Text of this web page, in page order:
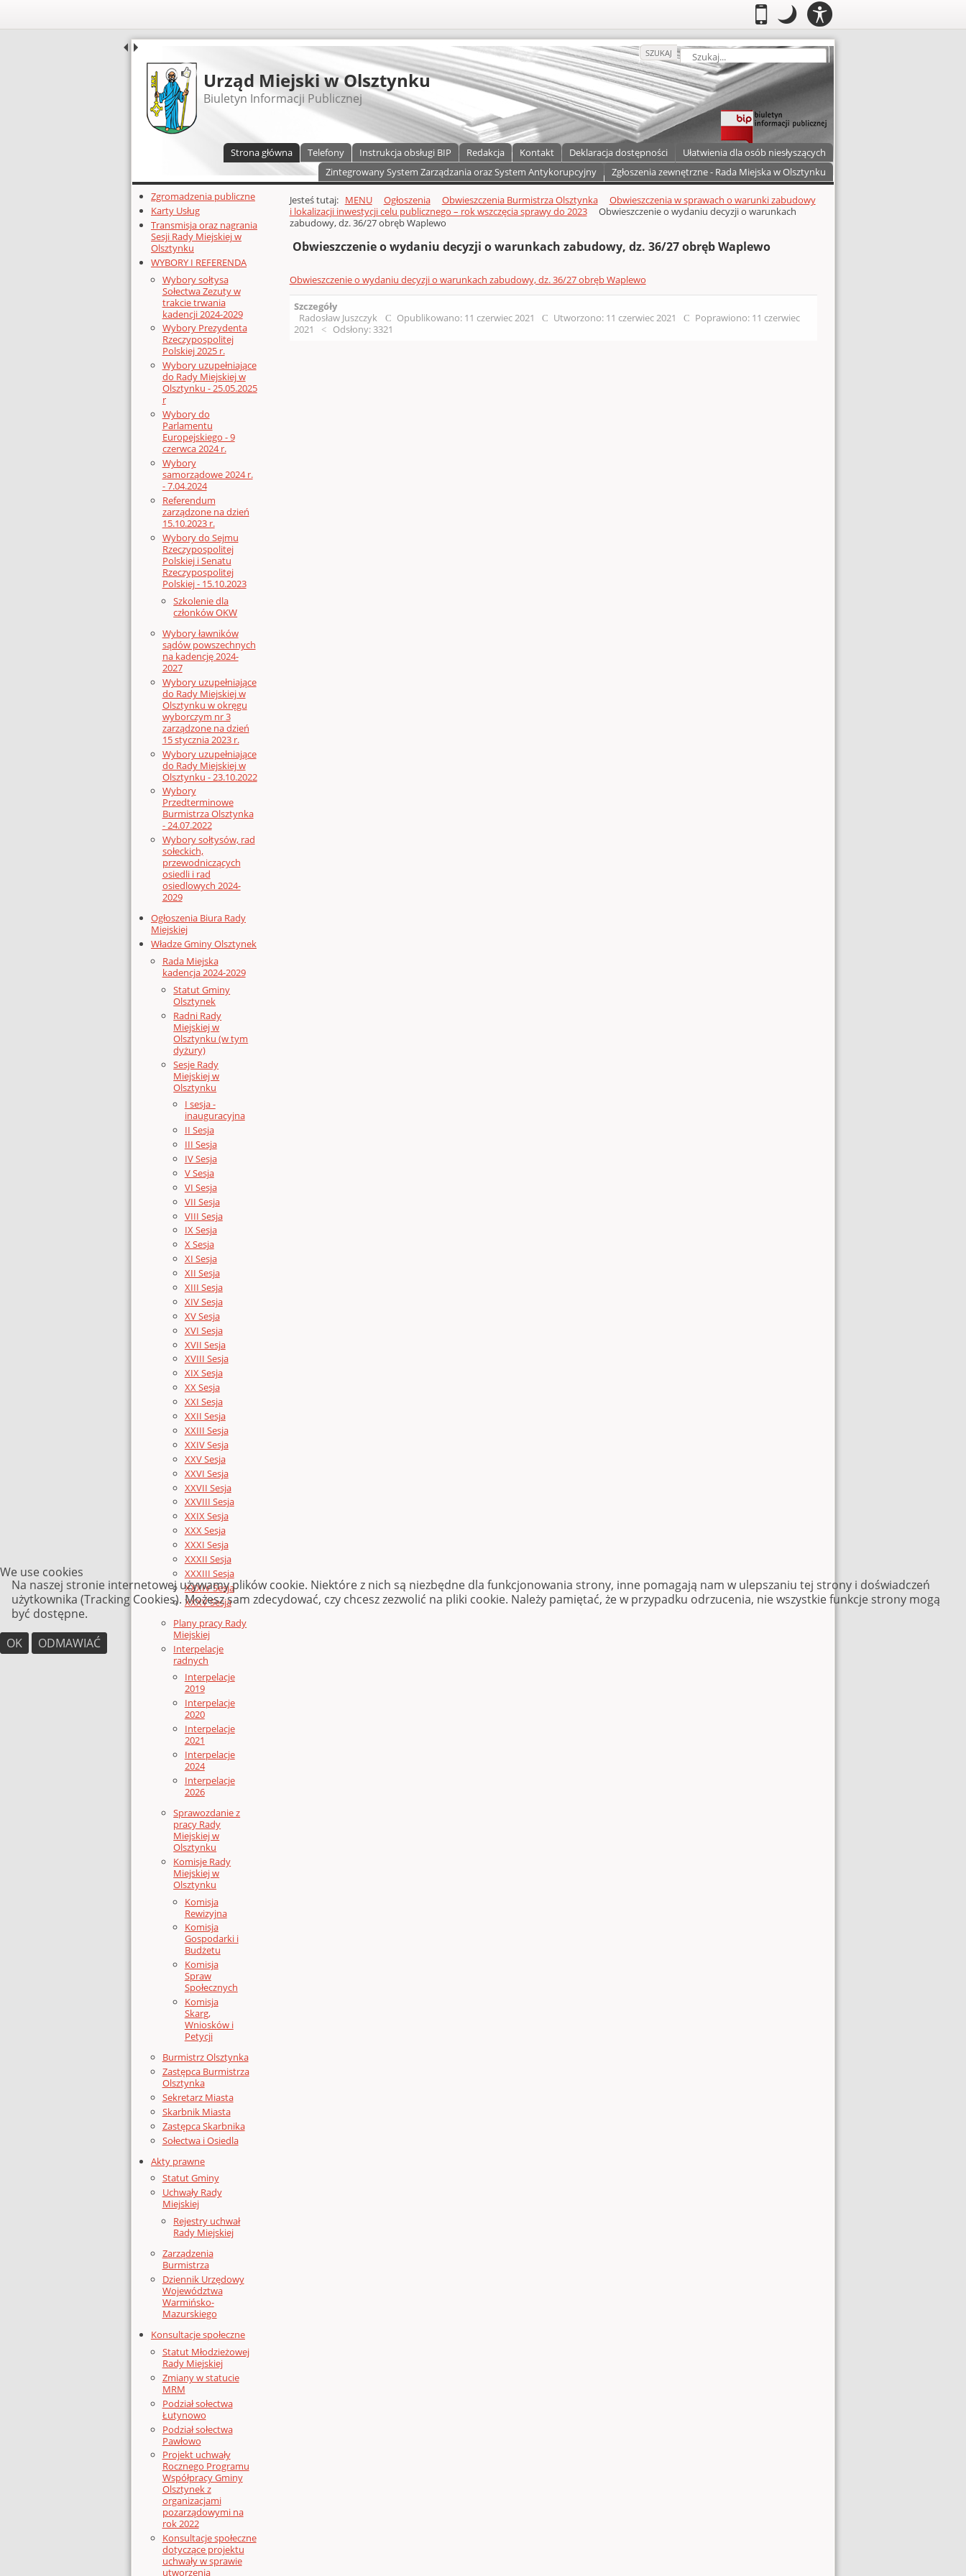
Mobilny
.Przełącz do wersji mobilnej
Tryb
nocny
Tryb nocny: Ten tryb ustawia
Szukaj
SZUKAJ
UDOSTĘPNIJ
Urząd Miejski w Olsztynku
Biuletyn Informacji Publicznej
Strona główna Telefony Instrukcja obsługi BIP Redakcja Kontakt Deklaracja dostępności
Ułatwienia dla osób niesłyszących
Zintegrowany System Zarządzania oraz System Antykorupcyjny
Zgłoszenia zewnętrzne - Rada Miejska w Olsztynku
Dodatkowe zasoby (lewa kolumna)
Zgromadzenia publiczne
Karty Usług
Transmisja oraz nagrania
Sesji Rady Miejskiej w
Olsztynku
WYBORY I REFERENDA
Wybory sołtysa
Sołectwa Zezuty w
trakcie trwania
kadencji 2024-2029
Wybory Prezydenta
Rzeczypospolitej
Polskiej 2025 r.
Wybory uzupełniające
do Rady Miejskiej w
Olsztynku - 25.05.2025
r
Wybory do
Parlamentu
Europejskiego - 9
czerwca 2024 r.
Wybory
samorządowe 2024 r.
- 7.04.2024
Referendum
zarządzone na dzień
15.10.2023 r.
Wybory do Sejmu
Rzeczypospolitej
Polskiej i Senatu
Rzeczypospolitej
Polskiej - 15.10.2023
Szkolenie dla
członków OKW
Wybory ławników
sądów powszechnych
na kadencję 2024-
2027
Wybory uzupełniające
do Rady Miejskiej w
Olsztynku w okręgu
wyborczym nr 3
zarządzone na dzień
15 stycznia 2023 r.
Wybory uzupełniające
do Rady Miejskiej w
Olsztynku - 23.10.2022
Wybory
Przedterminowe
Burmistrza Olsztynka
- 24.07.2022
Wybory sołtysów, rad
sołeckich,
przewodniczących
osiedli i rad
osiedlowych 2024-
2029
Ogłoszenia Biura Rady
Miejskiej
Władze Gminy Olsztynek
Rada Miejska
kadencja 2024-2029
Statut Gminy
Olsztynek
Radni Rady
Miejskiej w
Olsztynku (w tym
dyżury)
Sesje Rady
Miejskiej w
Olsztynku
I sesja -
inauguracyjna
II Sesja
III Sesja
IV Sesja
V Sesja
VI Sesja
VII Sesja
VIII Sesja
IX Sesja
X Sesja
XI Sesja
XII Sesja
XIII Sesja
XIV Sesja
XV Sesja
XVI Sesja
XVII Sesja
XVIII Sesja
XIX Sesja
XX Sesja
XXI Sesja
XXII Sesja
XXIII Sesja
XXIV Sesja
XXV Sesja
XXVI Sesja
XXVII Sesja
XXVIII Sesja
XXIX Sesja
XXX Sesja
XXXI Sesja
XXXII Sesja
XXXIII Sesja
XXXIV Sesja
XXXV Sesja
Plany pracy Rady
Miejskiej
Interpelacje
radnych
Interpelacje
2019
Interpelacje
2020
Interpelacje
2021
Interpelacje
2024
Interpelacje
2026
Sprawozdanie z
pracy Rady
Miejskiej w
Olsztynku
Komisje Rady
Miejskiej w
Olsztynku
Komisja
Rewizyjna
Komisja
Gospodarki i
Budżetu
Komisja
Spraw
Społecznych
Komisja
Skarg,
Wniosków i
Petycji
Burmistrz Olsztynka
Zastępca Burmistrza
Olsztynka
Sekretarz Miasta
Skarbnik Miasta
Zastępca Skarbnika
Sołectwa i Osiedla
Akty prawne
Statut Gminy
Uchwały Rady
Miejskiej
Rejestry uchwał
Rady Miejskiej
Zarządzenia
Burmistrza
Dziennik Urzędowy
Województwa
Warmińsko-
Mazurskiego
Konsultacje społeczne
Statut Młodzieżowej
Rady Miejskiej
Zmiany w statucie
MRM
Podział sołectwa
Łutynowo
Podział sołectwa
Pawłowo
Projekt uchwały
Rocznego Programu
Współpracy Gminy
Olsztynek z
organizacjami
pozarządowymi na
rok 2022
Konsultacje społeczne
dotyczące projektu
uchwały w sprawie
utworzenia
Głównej zawartości
Jesteś tutaj: MENU Ogłoszenia Obwieszczenia Burmistrza Olsztynka
Obwieszczenia w sprawach o warunki zabudowy
i lokalizacji inwestycji celu publicznego – rok wszczęcia sprawy do 2023
Obwieszczenie o wydaniu decyzji o warunkach
zabudowy, dz. 36/27 obręb Waplewo
Obwieszczenie o wydaniu decyzji o warunkach zabudowy, dz. 36/27 obręb Waplewo
Obwieszczenie o wydaniu decyzji o warunkach zabudowy, dz. 36/27 obręb Waplewo
Szczegóły
Radosław Juszczyk
Opublikowano: 11 czerwiec 2021 Utworzono: 11 czerwiec 2021
Poprawiono: 11 czerwiec
2021
Odsłony: 3321
We use cookies
Na naszej stronie internetowej używamy plików cookie. Niektóre z nich są niezbędne dla funkcjonowania strony, inne pomagają nam w ulepszaniu tej strony i doświadczeń
użytkownika (Tracking Cookies). Możesz sam zdecydować, czy chcesz zezwolić na pliki cookie. Należy pamiętać, że w przypadku odrzucenia, nie wszystkie funkcje strony mogą
być dostępne.
OK
ODMAWIAĆ